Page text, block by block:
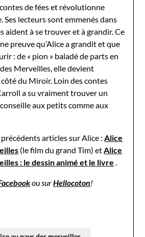
de fées et révolutionne
Ses lecteurs sont emmenés dans
aident à se trouver et à grandir. Ce
preuve qu’Alice a grandit et que
: de « pion » baladé de parts en
Merveilles, elle devient
côté du Miroir. Loin des contes
a su vraiment trouver un
aux petits comme aux
articles sur Alice :Alice
(le film du grand Tim) etAlice
: le dessin animé et le livre .
ou surHellocoton!